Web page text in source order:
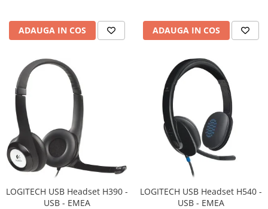
ADAUGA IN COS ADAUGA IN COS
LOGITECH USB Headset H390 -
USB - EMEA
LOGITECH USB Headset H540 -
USB - EMEA